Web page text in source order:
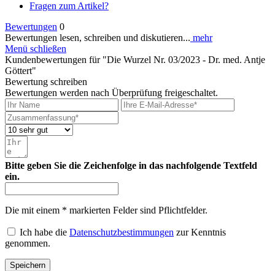
Fragen zum Artikel?
Bewertungen 0
Bewertungen lesen, schreiben und diskutieren... mehr
Menü schließen
Kundenbewertungen für "Die Wurzel Nr. 03/2023 - Dr. med. Antje
Göttert"
Bewertung schreiben
Bewertungen werden nach Überprüfung freigeschaltet.
Bitte geben Sie die Zeichenfolge in das nachfolgende Textfeld
ein.
Die mit einem * markierten Felder sind Pflichtfelder.
Ich habe die Datenschutzbestimmungen zur Kenntnis
genommen.
Speichern